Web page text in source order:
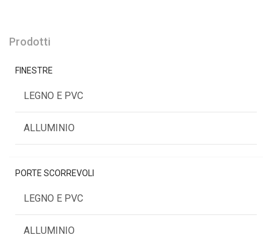
Prodotti
FINESTRE
LEGNO E PVC
ALLUMINIO
PORTE SCORREVOLI
LEGNO E PVC
ALLUMINIO